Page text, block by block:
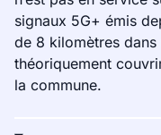
signaux 5G+ émis
de 8 kilomètres
théoriquement
la commune.